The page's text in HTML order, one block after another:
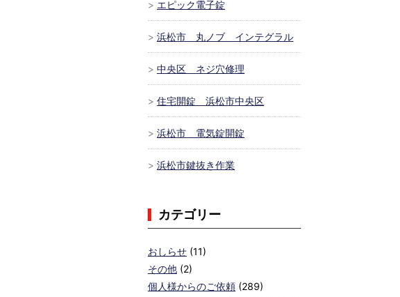
エピック電子錠
浜松市 丸ノブ インテグラル
中央区 ネジ穴修理
住宅開錠 浜松市中央区
浜松市 電気錠開錠
浜松市鍵抜き作業
カテゴリー
おしらせ (11)
その他 (2)
個人様からのご依頼 (289)